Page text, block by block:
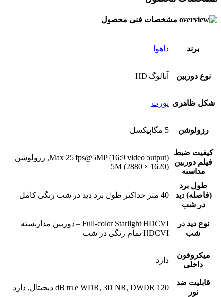
مشخصات فنی محصول
برند داهوا
نوع دوربین آنالوگ HD
شکل ظاهری تورت
رزولوشن 5 مگاپیکسل
کیفیت ضبط
فیلم دوربین
مداسته
Max 25 fps@5MP (16:9 video output), رزولوشن
5M (2880 × 1620)
طول برد
(فاصله) دید
در شب
40 متر حداکثر طول برد دید در شب رنگی کامل
نوع دید در
شب
Full-color Starlight HDCVI – دوربین مداربسته
HDCVI تمام رنگی در شب
میکروفون
داخلی
دارد
قابلیت ضد
نور
120 dB true WDR, 3D NR, DWDR دیجیتال, دارد